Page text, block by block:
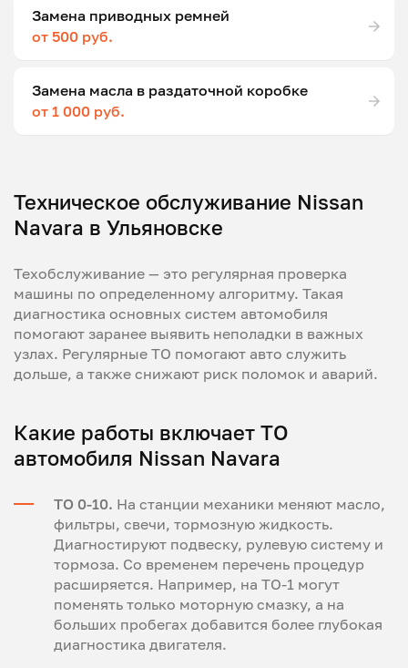
Замена приводных ремней
от 500 руб.
Замена масла в раздаточной коробке
от 1 000 руб.
Техническое обслуживание Nissan
Navara в Ульяновске
Техобслуживание — это регулярная проверка
машины по определенному алгоритму. Такая
диагностика основных систем автомобиля
помогают заранее выявить неполадки в важных
узлах. Регулярные ТО помогают авто служить
дольше, а также снижают риск поломок и аварий.
Какие работы включает ТО
автомобиля Nissan Navara
ТО 0-10. На станции механики меняют масло,
фильтры, свечи, тормозную жидкость.
Диагностируют подвеску, рулевую систему и
тормоза. Со временем перечень процедур
расширяется. Например, на ТО-1 могут
поменять только моторную смазку, а на
больших пробегах добавится более глубокая
диагностика двигателя.